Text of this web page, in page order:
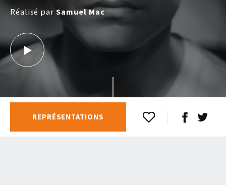
Réalisé par Samuel Mac
REPRÉSENTATIONS